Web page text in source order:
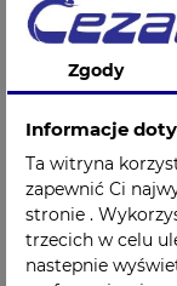
Płytka
zielona
płyty
0,5mm 117-
Cena 7,50
Zgody
Informacje
Ta witryna
zapewnić Ci
stronie .
trzecich w celu
nastepnie